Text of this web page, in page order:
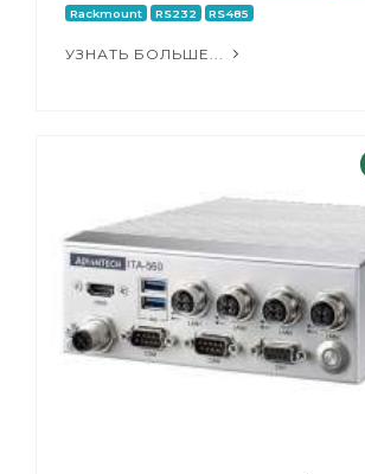
Rackmount RS232 RS485
УЗНАТЬ БОЛЬШЕ...